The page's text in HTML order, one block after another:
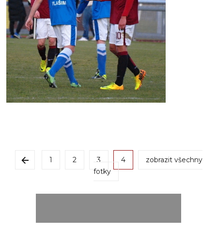
1 2 3 4
zobrazit všechny
fotky